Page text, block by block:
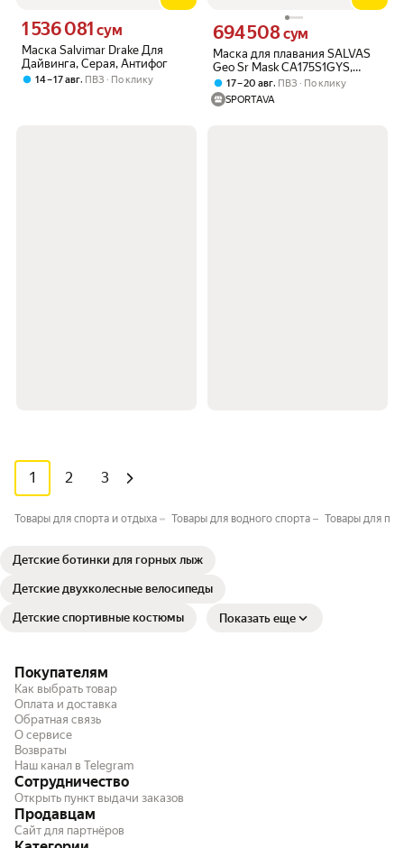
Маска Salvimar Drake Для
Дайвинга, Серая, Антифог
Цена 1536081 сум вместо
1 536 081 сум
14 – 17 авг, ПВЗ По клику
Маска для плавания SALVAS
Geo Sr Mask CA175S1GYS,
жёлтый, детская, с линзой из
каленого стекла
Цена 694508 сум вместо
694 508сум
17 – 20 авг, ПВЗ
По клику
SPORTAVA
1 2 3
Товары для спорта и отдыха Товары для водного спорта Товары для
Детские ботинки для горных лыж
Детские двухколесные велосипеды
Детские спортивные костюмы Показать еще
Покупателям
Как выбрать товар
Оплата и доставка
Обратная связь
О сервисе
Возвраты
Наш канал в Telegram
Сотрудничество
Открыть пункт выдачи заказов
Продавцам
Сайт для партнёров